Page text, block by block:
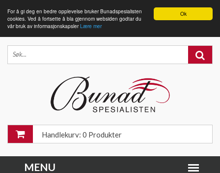
Ok
For å gi deg en bedre opplevelse bruker Bunadspesialisten
cookies. Ved å fortsette å bla gjennom websiden godtar du
vår bruk av informasjonskapslerLære mer
Handlekurv: 0 Produkter